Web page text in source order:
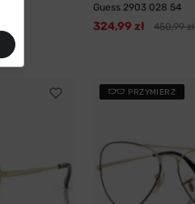
Guess 2903 028 54
324,99 zł 450,99 zł
PRZYMIERZ